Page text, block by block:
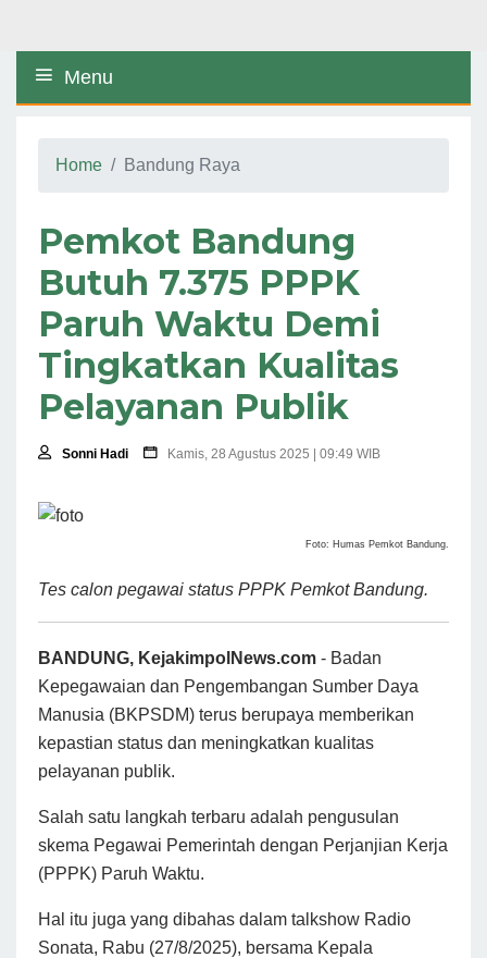
Menu
Home Bandung Raya
Pemkot Bandung
Butuh 7.375 PPPK
Paruh Waktu Demi
Tingkatkan Kualitas
Pelayanan Publik
Sonni Hadi Kamis, 28 Agustus 2025 | 09:49 WIB
Foto: Humas Pemkot Bandung.
Tes calon pegawai status PPPK Pemkot Bandung.
BANDUNG, KejakimpolNews.com - Badan
Kepegawaian dan Pengembangan Sumber Daya
Manusia (BKPSDM) terus berupaya memberikan
kepastian status dan meningkatkan kualitas
pelayanan publik.
Salah satu langkah terbaru adalah pengusulan
skema Pegawai Pemerintah dengan Perjanjian Kerja
(PPPK) Paruh Waktu.
Hal itu juga yang dibahas dalam talkshow Radio
Sonata, Rabu (27/8/2025), bersama Kepala